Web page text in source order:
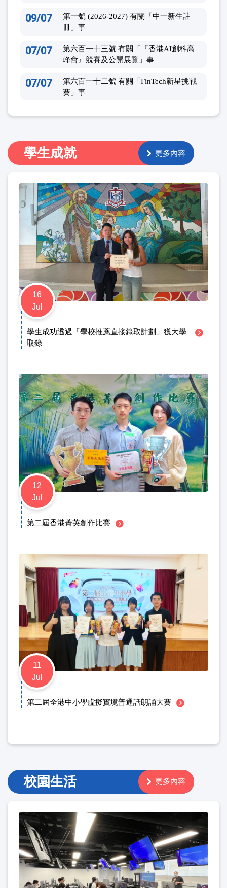
09/07
第一號 (2026-2027) 有關「中一新生註
冊」事
07/07
第六百一十三號 有關「『香港AI創科高
峰會』競賽及公開展覽」事
07/07
第六百一十二號 有關「FinTech新星挑戰
賽」事
學生成就 更多內容
16
Jul
學生成功透過「學校推薦直接錄取計劃」獲大學
取錄
12
Jul
第二屆香港菁英創作比賽
11
Jul
第二屆全港中小學虛擬實境普通話朗誦大賽
校園生活 更多內容